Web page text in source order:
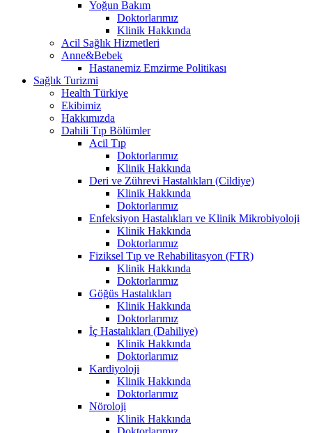
Yoğun Bakım
Doktorlarımız
Klinik Hakkında
Acil Sağlık Hizmetleri
Anne&Bebek
Hastanemiz Emzirme Politikası
Sağlık Turizmi
Health Türkiye
Ekibimiz
Hakkımızda
Dahili Tıp Bölümler
Acil Tıp
Doktorlarımız
Klinik Hakkında
Deri ve Zührevi Hastalıkları (Cildiye)
Klinik Hakkında
Doktorlarımız
Enfeksiyon Hastalıkları ve Klinik Mikrobiyoloji
Klinik Hakkında
Doktorlarımız
Fiziksel Tıp ve Rehabilitasyon (FTR)
Klinik Hakkında
Doktorlarımız
Göğüs Hastalıkları
Klinik Hakkında
Doktorlarımız
İç Hastalıkları (Dahiliye)
Klinik Hakkında
Doktorlarımız
Kardiyoloji
Klinik Hakkında
Doktorlarımız
Nöroloji
Klinik Hakkında